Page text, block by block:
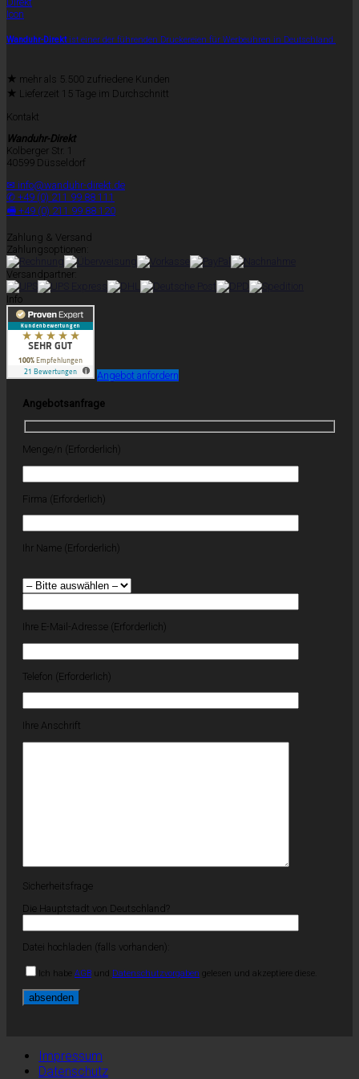
Wanduhr-Direktist einer der führenden Druckereien für Werbeuhren in Deutschland.
★ mehr als 5.500 zufriedene Kunden
★ Lieferzeit 15 Tage im Durchschnitt
Kontakt
Wanduhr-Direkt
Kolberger Str. 1
40599 Düsseldorf
✉ info@wanduhr-direkt.de
✆ +49 (0) 211 99 88 111
🖷 +49 (0) 211 99 88 120
Zahlung & Versand
Zahlungsoptionen:
Versandpartner:
Info
Angebot anfordern
Angebotsanfrage
Menge/n (Erforderlich)
Firma (Erforderlich)
Ihr Name (Erforderlich)
Ihre E-Mail-Adresse (Erforderlich)
Telefon (Erforderlich)
Ihre Anschrift
Sicherheitsfrage
Die Hauptstadt von Deutschland?
Datei hochladen (falls vorhanden):
Ich habe AGB und Datenschutzvorgaben gelesen und akzeptiere diese.
Impressum
Datenschutz